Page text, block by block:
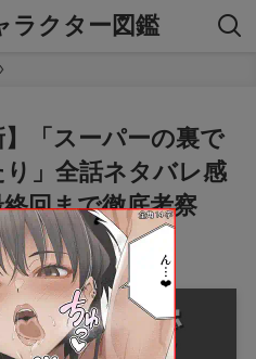
ラクター図鑑
】「スーパーの裏で
」全話ネタバレ感
回まで徹底考察
2026年7月25日